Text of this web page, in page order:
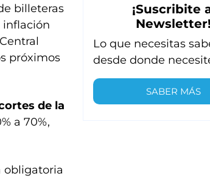
billeteras
inflación
próximos
de la
a 70%,
obligatoria
¡Suscribite
Newsletter!
Lo que necesitas
desde donde
SABER MÁS